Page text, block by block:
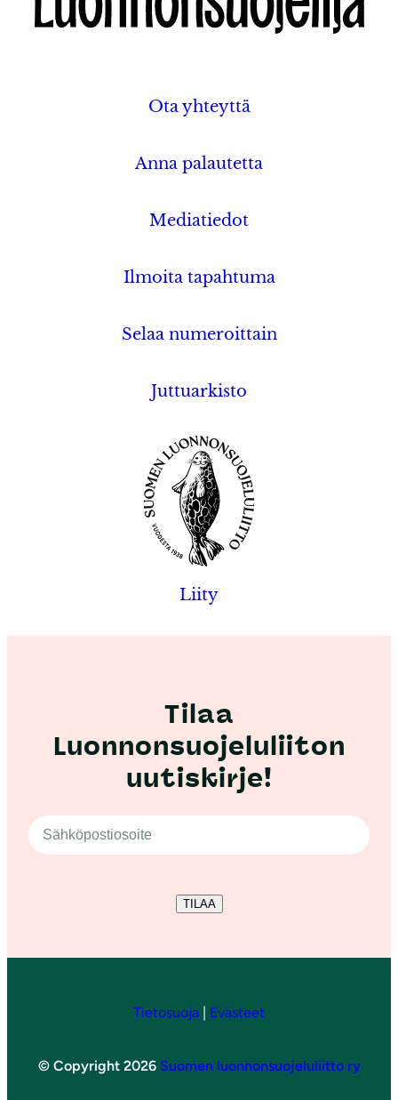
Ota yhteyttä
Anna palautetta
Mediatiedot
Ilmoita tapahtuma
Selaa numeroittain
Juttuarkisto
Liity
Tilaa
Luonnonsuojeluliiton
uutiskirje!
TILAA
Tietosuoja Evästeet
© Copyright 2026 Suomen luonnonsuojeluliitto ry